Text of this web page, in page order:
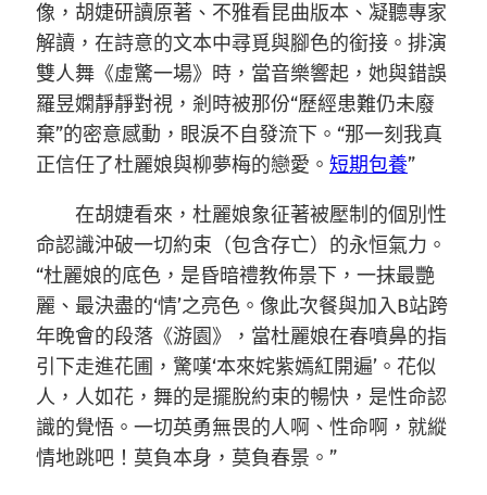
像，胡婕研讀原著、不雅看昆曲版本、凝聽專家
解讀，在詩意的文本中尋覓與腳色的銜接。排演
雙人舞《虛驚一場》時，當音樂響起，她與錯誤
羅昱嫻靜靜對視，剎時被那份“歷經患難仍未廢
棄”的密意感動，眼淚不自發流下。“那一刻我真
正信任了杜麗娘與柳夢梅的戀愛。 短期包養”
在胡婕看來，杜麗娘象征著被壓制的個別性
命認識沖破一切約束（包含存亡）的永恒氣力。
“杜麗娘的底色，是昏暗禮教佈景下，一抹最艷
麗、最決盡的‘情’之亮色。像此次餐與加入B站跨
年晚會的段落《游園》，當杜麗娘在春噴鼻的指
引下走進花圃，驚嘆‘本來姹紫嫣紅開遍’。花似
人，人如花，舞的是擺脫約束的暢快，是性命認
識的覺悟。一切英勇無畏的人啊、性命啊，就縱
情地跳吧！莫負本身，莫負春景。”